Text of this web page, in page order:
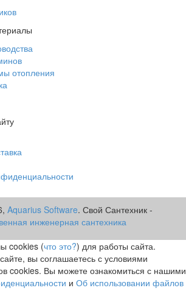
Клапан термостатический проходной,
0,16 м3/час, 130 °C
отопления
Aquarius Software. Свой Сантехник -
инженерная сантехника
cookies (что это?) для работы сайта.
вы соглашаетесь с условиями
cookies. Вы можете ознакомиться с нашими
и Об использовании файлов